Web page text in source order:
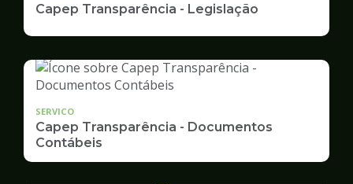
Capep Transparência - Legislação
SERVICO
Capep Transparência - Documentos
Contábeis